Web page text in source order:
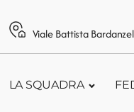
Viale Battista
LA SQUADRA